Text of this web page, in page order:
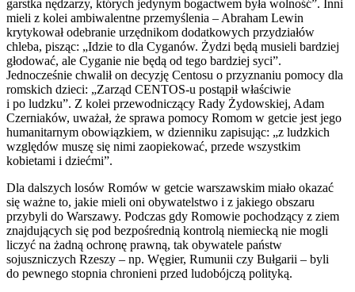
garstka nędzarzy, których jedynym bogactwem była wolność”. Inni
mieli z kolei ambiwalentne przemyślenia – Abraham Lewin
krytykował odebranie urzędnikom dodatkowych przydziałów
chleba, pisząc: „Idzie to dla Cyganów. Żydzi będą musieli bardziej
głodować, ale Cyganie nie będą od tego bardziej syci”.
Jednocześnie chwalił on decyzję Centosu o przyznaniu pomocy dla
romskich dzieci: „Zarząd CENTOS-u postąpił właściwie
i po ludzku”. Z kolei przewodniczący Rady Żydowskiej, Adam
Czerniaków, uważał, że sprawa pomocy Romom w getcie jest jego
humanitarnym obowiązkiem, w dzienniku zapisując: „z ludzkich
względów muszę się nimi zaopiekować, przede wszystkim
kobietami i dziećmi”.
Dla dalszych losów Romów w getcie warszawskim miało okazać
się ważne to, jakie mieli oni obywatelstwo i z jakiego obszaru
przybyli do Warszawy. Podczas gdy Romowie pochodzący z ziem
znajdujących się pod bezpośrednią kontrolą niemiecką nie mogli
liczyć na żadną ochronę prawną, tak obywatele państw
sojuszniczych Rzeszy – np. Węgier, Rumunii czy Bułgarii – byli
do pewnego stopnia chronieni przed ludobójczą polityką.